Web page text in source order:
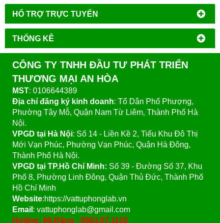
HỔ TRỢ TRỰC TUYẾN
THỐNG KÊ
CÔNG TY TNHH ĐẦU TƯ PHÁT TRIỂN
THƯƠNG MẠI AN HÒA
MST: 0106644389
Địa chỉ đăng ký kinh doanh: Tổ Dân Phố Phượng,
Phường Tây Mỗ, Quận Nam Từ Liêm, Thành Phố Hà
Nội.
VPGD tại Hà Nội: Số 14 - Liền Kề 2, Tiểu Khu Đô Thị
Mới Vạn Phúc, Phường Vạn Phúc, Quận Hà Đông,
Thành Phố Hà Nội.
VPGD tại TP.Hồ Chí Minh: Số 39 - Đường Số 37, Khu
Phố 8, Phường Linh Đông, Quận Thủ Đức, Thành Phố
Hồ Chí Minh
Website:https://vattuphonglab.vn
Email : vattuphonglab@gmail.com
Hotline: Mr.Đăng - 0903.07.1102